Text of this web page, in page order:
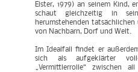
Elster, 1979) an seinem Kind,
schaut gleichzeitig in
herumstehenden
von Nachbarn, Dorf und Welt.
Im Idealfall findet er
sich als aufgeklärter
„Vermittlerrolle“ zwischen